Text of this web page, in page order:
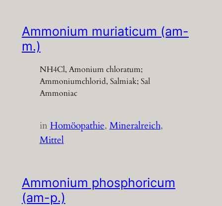
Ammonium muriaticum (am-
m.)
NH4Cl, Amonium chloratum;
Ammoniumchlorid, Salmiak; Sal
Ammoniac
inHomöopathie, Mineralreich
Mittel
Ammonium phosphoricum
(am-p.)